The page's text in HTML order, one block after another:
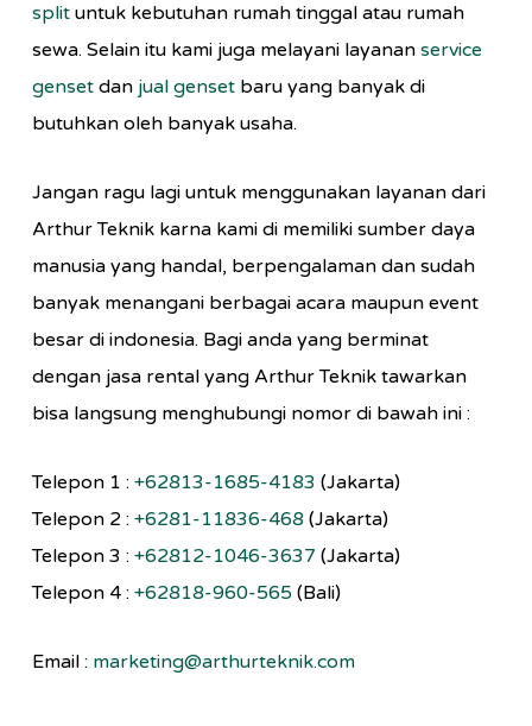
splituntuk kebutuhan rumah tinggal atau rumah
sewa. Selain itu kami juga melayani layanan service
gensetdanjual gensetbaru yang banyak di
butuhkan oleh banyak usaha.
Jangan ragu lagi untuk menggunakan layanan dari
Arthur Teknik karna kami di memiliki sumber daya
manusia yang handal, berpengalaman dan sudah
banyak menangani berbagai acara maupun event
besar di indonesia. Bagi anda yang berminat
dengan jasa rental yang Arthur Teknik tawarkan
bisa langsung menghubungi nomor di bawah ini :
Telepon 1 : +62813-1685-4183 (Jakarta)
Telepon 2 : +6281-11836-468 (Jakarta)
Telepon 3 : +62812-1046-3637 (Jakarta)
Telepon 4 : +62818-960-565(Bali)
Email : marketing@arthurteknik.com